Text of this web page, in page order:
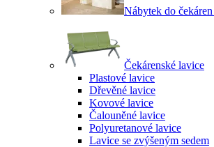
Nábytek do
Čekárenské lavice
Plastové lavice
Dřevěné lavice
Kovové lavice
Čalouněné lavice
Polyuretanové lavice
Lavice se zvýšeným sedem